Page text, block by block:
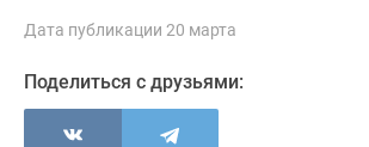
поселки
Строящиеся
поселки
Дата публикации 20 марта
Поделиться с друзьями: